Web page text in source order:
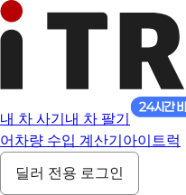
내 차 사기 내 차 팔기
어 차량 수입 계산기 아이트럭
딜러 전용 로그인